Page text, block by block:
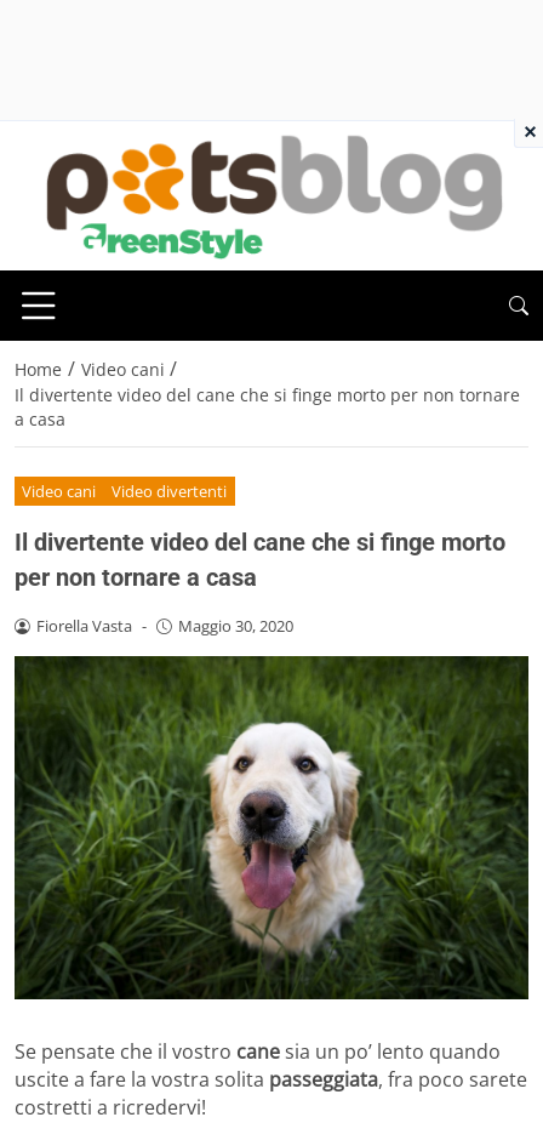
Home / Video cani /
Il divertente video del cane che si finge morto per non tornare
a casa
Video cani Video divertenti
Il divertente video del cane che si finge morto
per non tornare a casa
Fiorella Vasta - Maggio 30, 2020
Se pensate che il vostro canesia un po’ lento quando
uscite a fare la vostra solita passeggiata, fra poco sarete
costretti a ricredervi!
×